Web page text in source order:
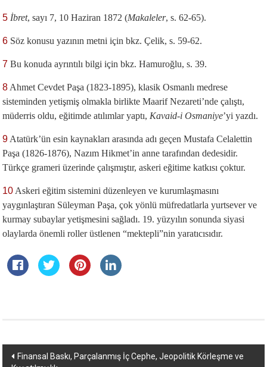
5 İbret, sayı 7, 10 Haziran 1872 (Makaleler, s. 62-65).
6 Söz konusu yazının metni için bkz. Çelik, s. 59-62.
7 Bu konuda ayrıntılı bilgi için bkz. Hamuroğlu, s. 39.
8 Ahmet Cevdet Paşa (1823-1895), klasik Osmanlı medrese
sisteminden yetişmiş olmakla birlikte Maarif Nezareti’nde çalıştı,
müderris oldu, eğitimde atılımlar yaptı, Kavaid-i Osmaniye’yi yazdı.
9 Atatürk’ün esin kaynakları arasında adı geçen Mustafa Celalettin
Paşa (1826-1876), Nazım Hikmet’in anne tarafından dedesidir.
Türkçe grameri üzerinde çalışmıştır, askeri eğitime katkısı çoktur.
10 Askeri eğitim sistemini düzenleyen ve kurumlaşmasını
yaygınlaştıran Süleyman Paşa, çok yönlü müfredatlarla yurtsever ve
kurmay subaylar yetişmesini sağladı. 19. yüzyılın sonunda siyasi
olaylarda önemli roller üstlenen “mektepli”nin yaratıcısıdır.
Yazı
Finansal Baskı, Parçalanmış İç Cephe, Jeopolitik Körleşme ve